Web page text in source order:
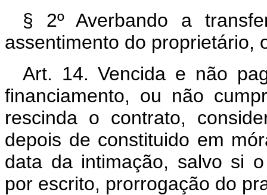
§ 2º Averbando a
assentimento do proprietário,
Art. 14. Vencida e não
financiamento, ou não
rescinda o contrato,
depois de constituido em
data da intimação, salvo si
por escrito, prorrogação do